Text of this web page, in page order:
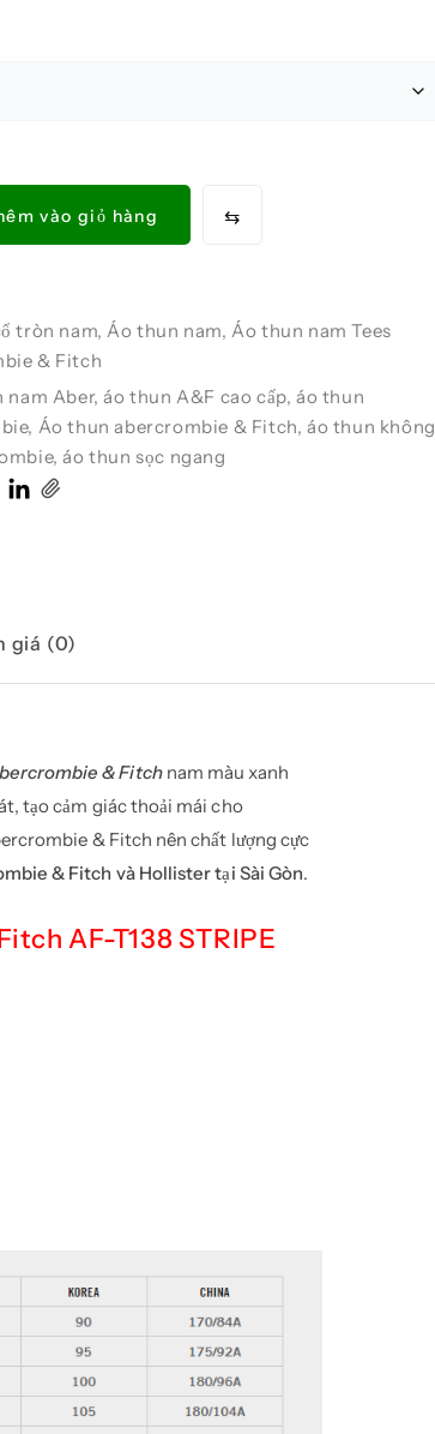
vào giỏ hàng ⇆
tròn nam,Áo thun nam,Áo thun nam Tees
& Fitch
nam Aber,áo thun A&F cao cấp, áo thun
, Áo thun abercrombie & Fitch, áo thun không
,áo thun sọc ngang
giá (0)
& Fitchnam màu xanh
tạo cảm giác thoải mái cho
& Fitch nên chất lượng cực
& Fitch và Hollister tại Sài Gòn.
AF-T138 STRIPE